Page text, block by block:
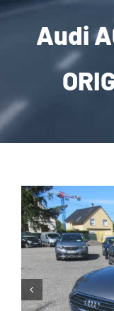
NOS VÉHICULES
ENTRETIEN /
CARROSSERIE /
CONTACT
Audi